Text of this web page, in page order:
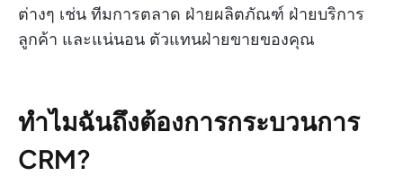
ต่างๆ เช่น ทีมการตลาด ฝ่ายผลิตภัณฑ์ ฝ่ายบริการ
ลูกค้า และแน่นอน ตัวแทนฝ่ายขายของคุณ
ทำไมฉันถึงต้องการกระบวนการ
CRM?